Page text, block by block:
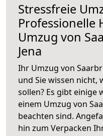
Stressfreie
Professionelle
Umzug von
Jena
Ihr Umzug von
und Sie wissen nicht,
sollen? Es gibt einige
einem Umzug von
beachten sind.
hin zum Verpacken